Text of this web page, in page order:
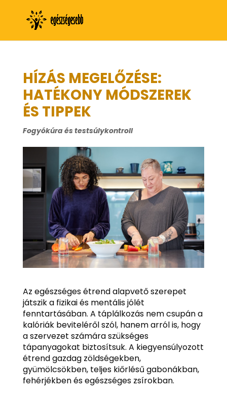
HÍZÁS MEGELŐZÉSE:
HATÉKONY MÓDSZEREK
ÉS TIPPEK
Fogyókúra és testsúlykontroll
Az egészséges étrend alapvető szerepet
játszik a fizikai és mentális jólét
fenntartásában. A táplálkozás nem csupán a
kalóriák beviteléről szól, hanem arról is, hogy
a szervezet számára szükséges
tápanyagokat biztosítsuk. A kiegyensúlyozott
étrend gazdag zöldségekben,
gyümölcsökben, teljes kiőrlésű gabonákban,
fehérjékben és egészséges zsírokban.